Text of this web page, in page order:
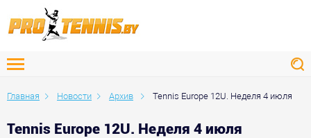
Главная Новости Архив Tennis Europe 12U. Неделя 4 июля
Tennis Europe 12U. Неделя 4 июля